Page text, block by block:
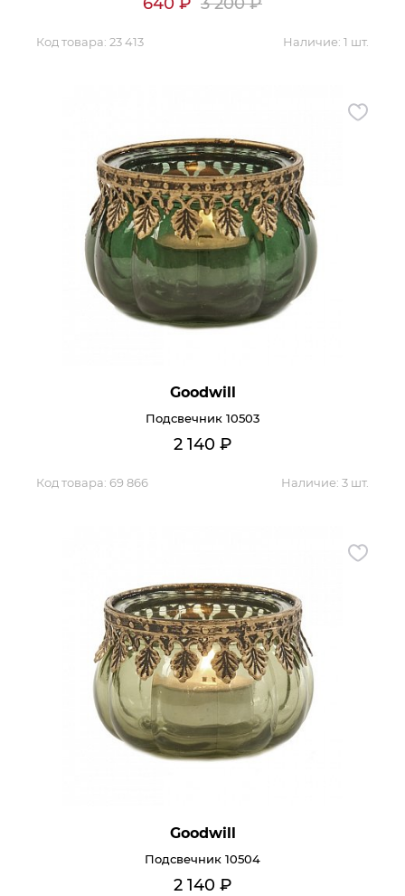
Код товара: 23 413 Наличие: 1 шт.
Goodwill
Подсвечник 10503
2 140 ₽
Код товара: 69 866 Наличие: 3 шт.
Goodwill
Подсвечник 10504
2 140 ₽